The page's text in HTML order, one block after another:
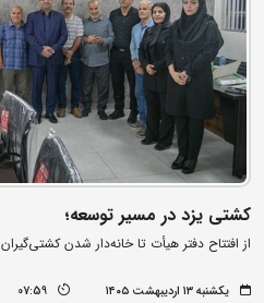
کشتی یزد در مسیر توسعه؛
از افتتاح دفتر هیأت تا خانه‌دار شدن کشتی‌گیران
یکشنبه ۱۳ اردیبهشت ۱۴۰۵ 07:59